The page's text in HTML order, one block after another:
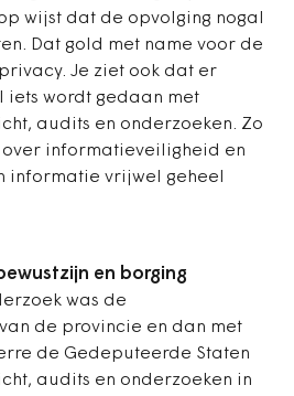
wijst dat de opvolging nogal
Dat gold met name voor de
Je ziet ook dat er
wordt gedaan met
audits en onderzoeken. Zo
informatieveiligheid en
informatie vrijwel geheel
en borging
was de
de provincie en dan met
de Gedeputeerde Staten
audits en onderzoeken in